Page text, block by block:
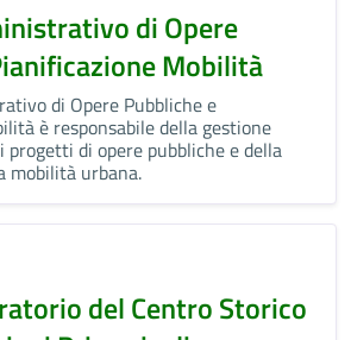
di Opere
Mobilità
di Opere Pubbliche e
è responsabile della gestione
di opere pubbliche e della
mobilità urbana.
del Centro Storico